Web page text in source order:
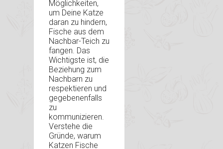
Möglichkeiten,
um Deine Katze
daran zu hindern,
Fische aus dem
Nachbar-Teich zu
fangen. Das
Wichtigste ist, die
Beziehung zum
Nachbarn zu
respektieren und
gegebenenfalls
zu
kommunizieren.
Verstehe die
Gründe, warum
Katzen Fische